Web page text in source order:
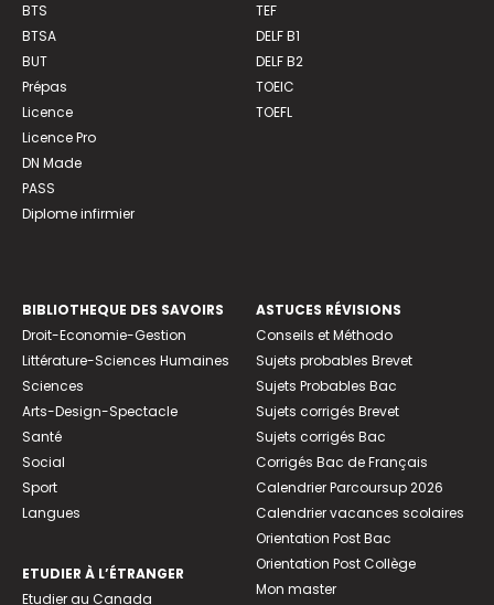
BTS
BTSA
BUT
Prépas
Licence
Licence Pro
DN Made
PASS
Diplome infirmier
TEF
DELF B1
DELF B2
TOEIC
TOEFL
BIBLIOTHEQUE DES SAVOIRS
Droit-Economie-Gestion
Littérature-Sciences Humaines
Sciences
Arts-Design-Spectacle
Santé
Social
Sport
Langues
ETUDIER À L’ÉTRANGER
Etudier au Canada
ASTUCES RÉVISIONS
Conseils et Méthodo
Sujets probables Brevet
Sujets Probables Bac
Sujets corrigés Brevet
Sujets corrigés Bac
Corrigés Bac de Français
Calendrier Parcoursup 2026
Calendrier vacances scolaires
Orientation Post Bac
Orientation Post Collège
Mon master